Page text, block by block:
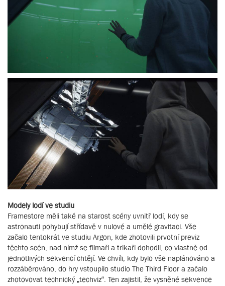
Modely lodí ve studiu
Framestore měli také na starost scény uvnitř lodí, kdy se
astronauti pohybují střídavě v nulové a umělé gravitaci. Vše
začalo tentokrát ve studiu Argon, kde zhotovili prvotní previz
těchto scén, nad nímž se filmaři a trikaři dohodli, co vlastně od
jednotlivých sekvencí chtějí. Ve chvíli, kdy bylo vše naplánováno a
rozzáběrováno, do hry vstoupilo studio The Third Floor a začalo
zhotovovat technický „techviz“. Ten zajistil, že vysněné sekvence